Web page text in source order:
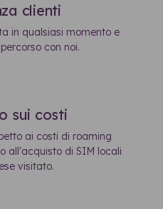
clienti
in qualsiasi momento e
con noi.
sui costi
ai costi di roaming
all'acquisto di SIM locali
visitato.